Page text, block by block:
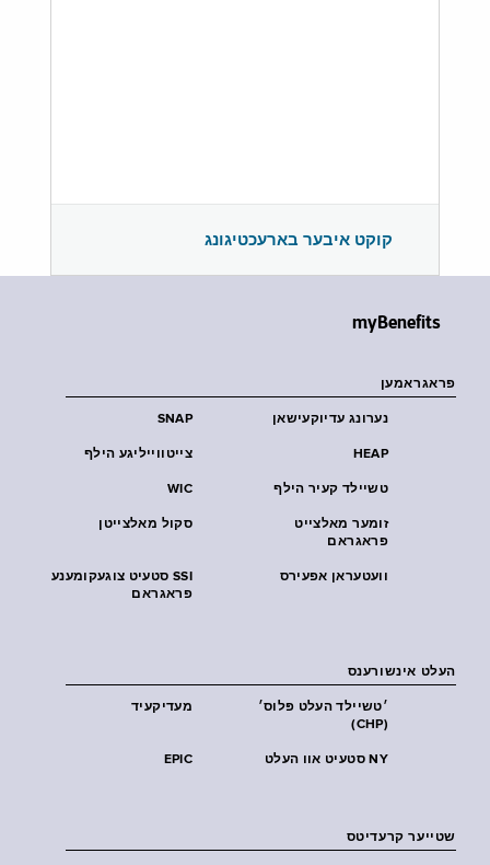
קוקט איבער בארעכטיגונג
myBenefits
פראגראמען
SNAP נערונג עדיוקעישאן
צייטווייליגע הילף HEAP
WIC טשיילד קעיר הילף
סקול מאלצייטן
זומער מאלצייט
פראגראם
SSI סטעיט צוגעקומענע
פראגראם
וועטעראן אפעירס
העלט אינשורענס
מעדיקעיד
׳טשיילד העלט פּלוס׳
(CHP)
EPIC NY סטעיט אוו העלט
שטייער קרעדיטס